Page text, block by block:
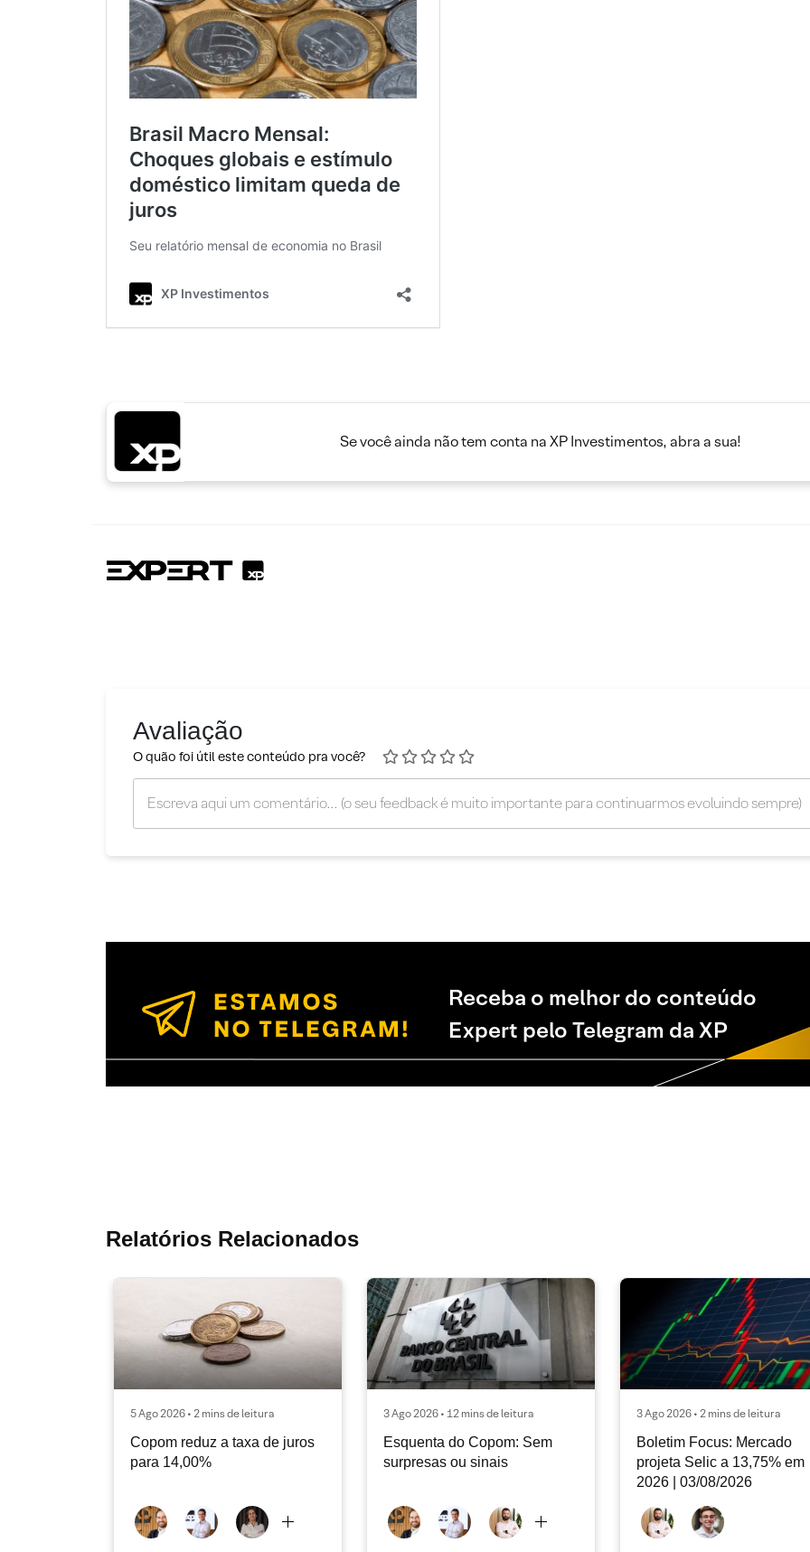
Se você ainda não tem conta na XP Investimentos, abra a sua!
Avaliação
O quão foi útil este conteúdo pra você?
Receba o melhor do conteúdo
Expert pelo Telegram da XP
Relatórios Relacionados
5 Ago 2026 • 2 mins de leitura
Copom reduz a taxa de juros
para 14,00%
3 Ago 2026 • 12 mins de leitura
Esquenta do Copom: Sem
surpresas ou sinais
3 Ago 2026 • 2 mins de leitura
Boletim Focus: Mercado
projeta Selic a 13,75% em
2026 | 03/08/2026